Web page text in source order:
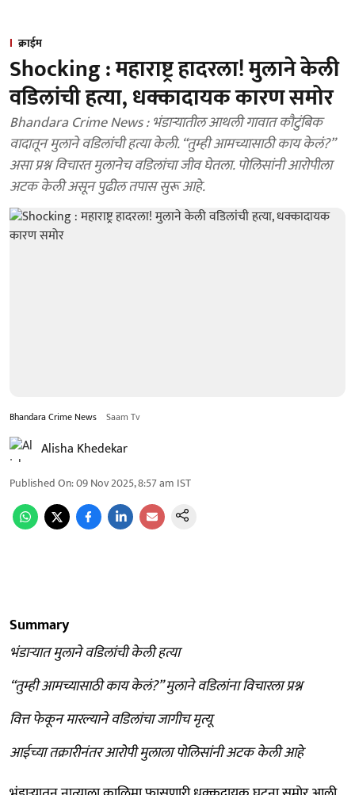
क्राईम
Shocking : महाराष्ट्र हादरला! मुलाने केली
वडिलांची हत्या, धक्कादायक कारण समोर
Bhandara Crime News : भंडाऱ्यातील आथली गावात कौटुंबिक
वादातून मुलाने वडिलांची हत्या केली. “तुम्ही आमच्यासाठी काय केलं?”
असा प्रश्न विचारत मुलानेच वडिलांचा जीव घेतला. पोलिसांनी आरोपीला
अटक केली असून पुढील तपास सुरू आहे.
Bhandara Crime News Saam Tv
Alisha Khedekar
Published On:09 Nov 2025, 8:57 am IST
Summary
भंडाऱ्यात मुलाने वडिलांची केली हत्या
“तुम्ही आमच्यासाठी काय केलं?” मुलाने वडिलांना विचारला प्रश्न
वित्त फेकून मारल्याने वडिलांचा जागीच मृत्यू
आईच्या तक्रारीनंतर आरोपी मुलाला पोलिसांनी अटक केली आहे